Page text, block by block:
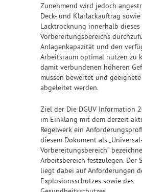
Zunehmend wird jedoch
Deck- und Klarlackauftrag
Lacktrocknung innerhalb dieses
Vorbereitungsbereichs
Anlagenkapazität und den
Arbeitsraum optimal nutzen zu
damit verbundenen höheren
müssen bewertet und
abgeleitet werden.
Ziel der Die DGUV Information
im Einklang mit dem derzeit
Regelwerk ein
diesem Dokument als
Vorbereitungsbereich“
Arbeitsbereich festzulegen. Der
liegt dabei auf Anforderungen
Explosionsschutzes sowie des